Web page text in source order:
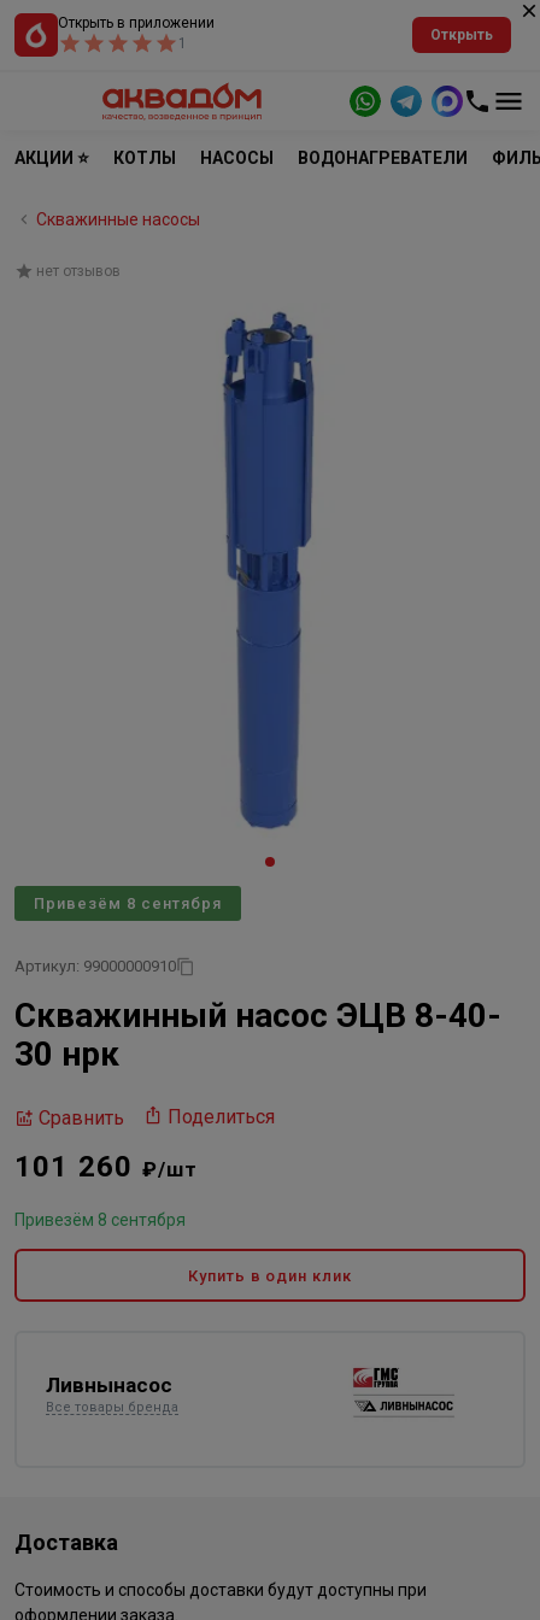
Открыть в приложении
1
Открыть
АКЦИИ ⭐ КОТЛЫ НАСОСЫ ВОДОНАГРЕВАТЕЛИ
Скважинные насосы
нет отзывов
Привезём 8 сентября
Артикул: 99000000910
Скважинный насос ЭЦВ 8-40-
30 нрк
Сравнить Поделиться
101 260 ₽/шт
Привезём 8 сентября
Купить в один клик
Ливнынасос
Все товары бренда
Доставка
Стоимость и способы доставки будут доступны при
оформлении заказа.